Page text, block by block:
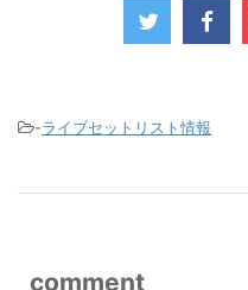
-ライブセットリスト情報
comment